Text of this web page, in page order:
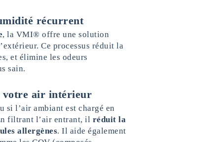
récurrent
, la VMI® offre une solution
Ce processus réduit la
et élimine les odeurs
sain.
votre air intérieur
si l’air ambiant est chargé en
filtrant l’air entrant, il réduit la
allergènes. Il aide également